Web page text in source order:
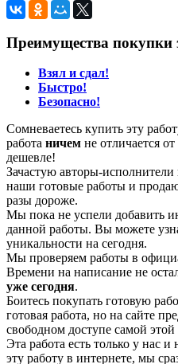
Преимущества покупки
Взял и сдал!
Быстро!
Безопасно!
Сомневаетесь купить эту
работа ничем не отличается
дешевле!
Зачастую авторы-
наши готовые работы и
разы дороже.
Мы пока не успели добавить
данной работы. Вы можете
уникальности на сегодня.
Мы проверяем работы в
Времени на написание не
уже сегодня.
Боитесь покупать готовую
готовая работа, но на сайте
свободном доступе самой
Эта работа есть только у нас
эту работу в интернете, мы